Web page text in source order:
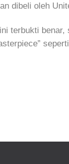
dibeli oleh
terbukti benar,